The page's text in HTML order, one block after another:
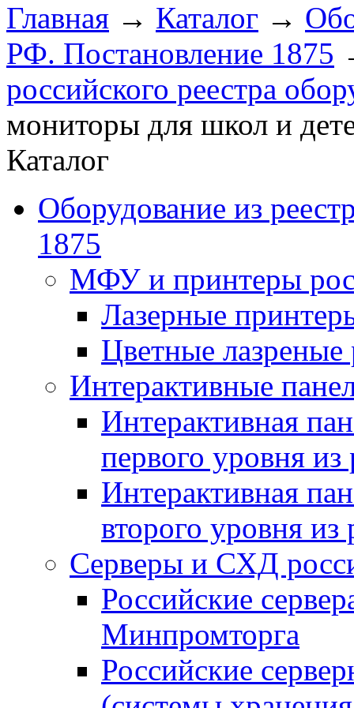
Главная → Каталог →
РФ. Постановление 1875
российского реестра
мониторы для школ и
Каталог
Оборудование из
1875
МФУ и принтеры
Лазерные
Цветные
Интерактивные
Интерактивная
первого уровня
Интерактивная
второго уровня
Серверы и СХД
Российские
Минпромторга
Российские